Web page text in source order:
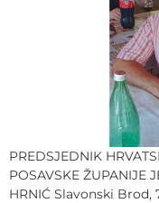
PREDSJEDNIK
POSAVSKE ŽUPANIJE
HRNIĆ Slavonski